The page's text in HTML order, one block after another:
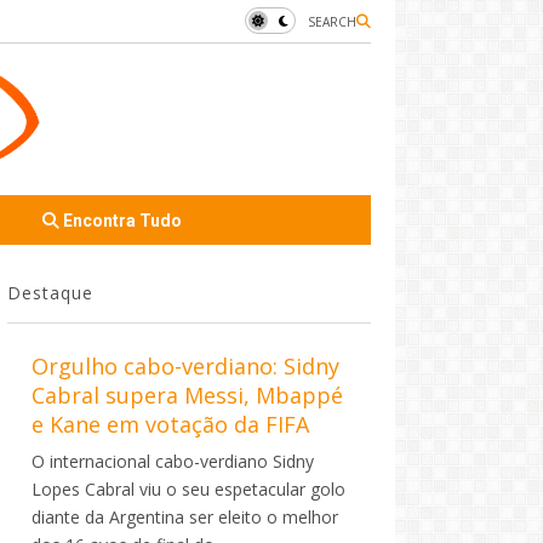
SEARCH
Encontra Tudo
Destaque
Orgulho cabo-verdiano: Sidny
Cabral supera Messi, Mbappé
e Kane em votação da FIFA
O internacional cabo-verdiano Sidny
Lopes Cabral viu o seu espetacular golo
diante da Argentina ser eleito o melhor